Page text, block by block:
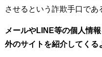
させるという詐欺手口であ
メールやLINE等の個人情
外のサイトを紹介してくる